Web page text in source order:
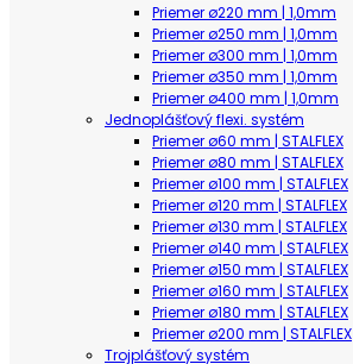
Priemer ø220 mm | 1,0mm
Priemer ø250 mm | 1,0mm
Priemer ø300 mm | 1,0mm
Priemer ø350 mm | 1,0mm
Priemer ø400 mm | 1,0mm
Jednoplášťový flexi. systém
Priemer ø60 mm | STALFLEX
Priemer ø80 mm | STALFLEX
Priemer ø100 mm | STALFLEX
Priemer ø120 mm | STALFLEX
Priemer ø130 mm | STALFLEX
Priemer ø140 mm | STALFLEX
Priemer ø150 mm | STALFLEX
Priemer ø160 mm | STALFLEX
Priemer ø180 mm | STALFLEX
Priemer ø200 mm | STALFLEX
Trojplášťový systém